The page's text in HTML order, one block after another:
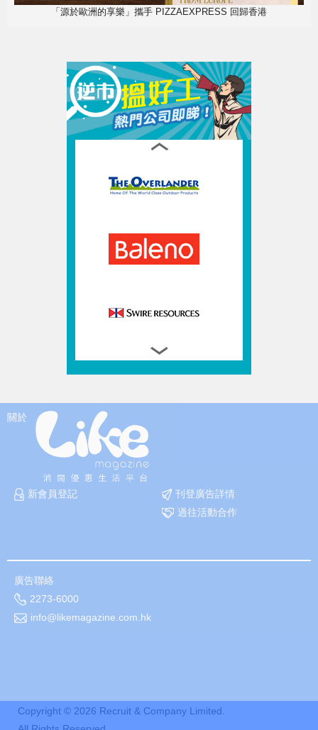
「源於歐洲的享樂」攜手 PIZZAEXPRESS 回歸香港
關於
新會員登記
刊登廣告詳情
過往活動合作
廣告聯絡
2273-6000
info@likemagazine.com.hk
Copyright © 2026 Recruit & Company Limited.